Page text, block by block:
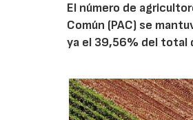
El número de
Común (PAC) se
ya el 39,56% del total